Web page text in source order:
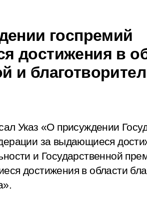
госпремий
достижения в
и
Указ «О присуждении
за выдающиеся
и Государственной
достижения в области